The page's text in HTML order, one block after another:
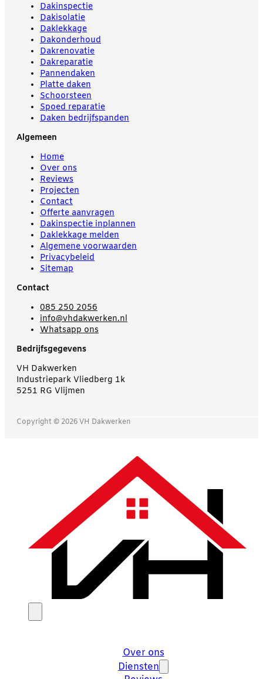
Dakinspectie
Dakisolatie
Daklekkage
Dakonderhoud
Dakrenovatie
Dakreparatie
Pannendaken
Platte daken
Schoorsteen
Spoed reparatie
Daken bedrijfspanden
Algemeen
Home
Over ons
Reviews
Projecten
Contact
Offerte aanvragen
Dakinspectie inplannen
Daklekkage melden
Algemene voorwaarden
Privacybeleid
Sitemap
Contact
085 250 2056
info@vhdakwerken.nl
Whatsapp ons
Bedrijfsgegevens
VH Dakwerken
Industriepark Vliedberg 1k
5251 RG Vlijmen
Copyright © 2026 VH Dakwerken
Over ons
Diensten